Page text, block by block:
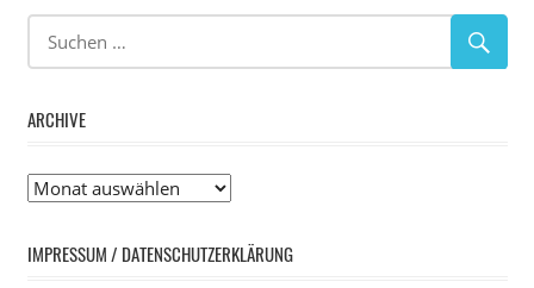
ARCHIVE
Archive
IMPRESSUM / DATENSCHUTZERKLÄRUNG